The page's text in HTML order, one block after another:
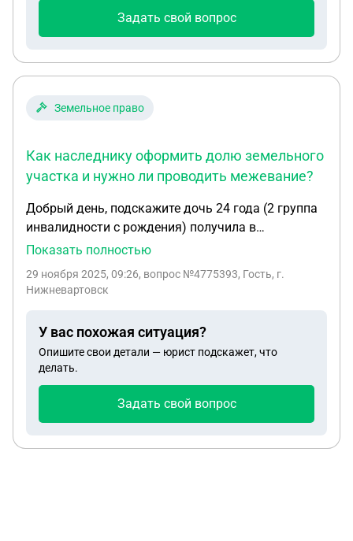
Задать свой вопрос
Земельное право
Как наследнику оформить долю земельного
участка и нужно ли проводить межевание?
Добрый день, подскажите дочь 24 года (2 группа
инвалидности с рождения) получила в
наследство от отца 1/2 доли земельного участка,
земельном участке есть неузаконенные
межевание". Должна ли дочь это делать? Как
поделить участок пополам, если вторая сторона
никак не будет согласна. Может ли дочь получить
свидетельство о регистрации о праве
собственности на данном этапе?
Показать полностью
29 ноября 2025, 09:26, вопрос №4775393, Гость, г.
Нижневартовск
У вас похожая ситуация?
Опишите свои детали — юрист подскажет, что
делать.
Задать свой вопрос